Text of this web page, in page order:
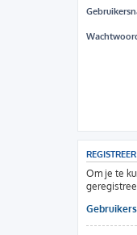
REGISTREER
Om je te